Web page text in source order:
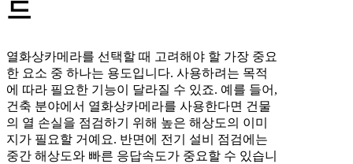
드
열화상카메라를 선택할 때 고려해야 할 가장 중요
한 요소 중 하나는 용도입니다. 사용하려는 목적
에 따라 필요한 기능이 달라질 수 있죠. 예를 들어,
건축 분야에서 열화상카메라를 사용한다면 건물
의 열 손실을 점검하기 위해 높은 해상도의 이미
지가 필요할 거예요. 반면에 전기 설비 점검에는
중간 해상도와 빠른 응답속도가 중요할 수 있습니